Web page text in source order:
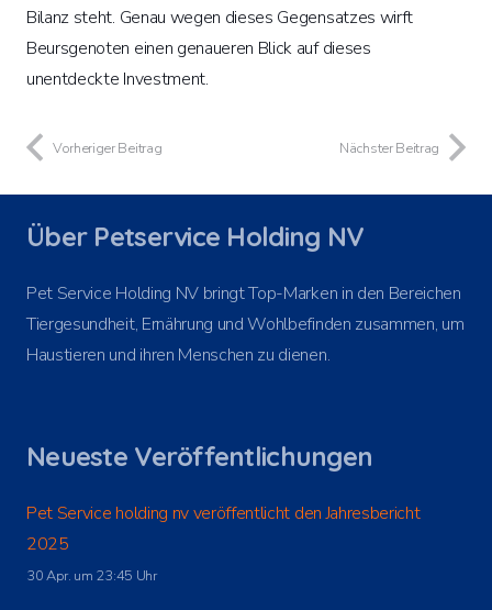
Bilanz steht. Genau wegen dieses Gegensatzes wirft
Beursgenoten einen genaueren Blick auf dieses
unentdeckte Investment.
Vorheriger Beitrag Nächster Beitrag
Über Petservice Holding NV
Pet Service Holding NV bringt Top-Marken in den Bereichen
Tiergesundheit, Ernährung und Wohlbefinden zusammen, um
Haustieren und ihren Menschen zu dienen.
Neueste Veröffentlichungen
Pet Service holding nv veröffentlicht den Jahresbericht
2025
30 Apr. um 23:45 Uhr